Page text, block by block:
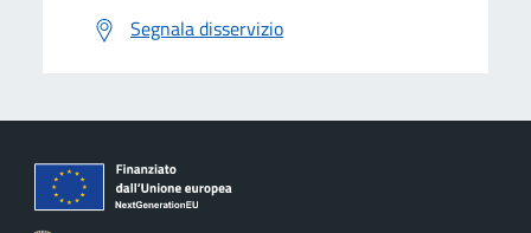
Segnala disservizio